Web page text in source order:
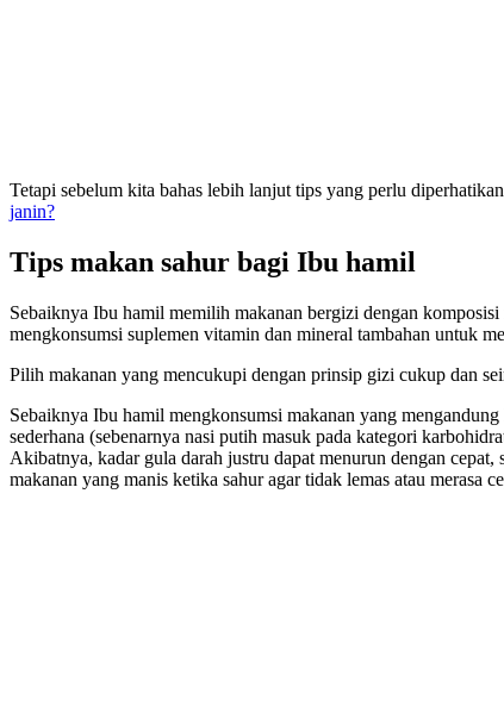
Tetapi sebelum kita bahas lebih lanjut tips yang perlu
janin?
Tips makan sahur bagi Ibu hamil
Sebaiknya Ibu hamil memilih makanan bergizi dengan
mengkonsumsi suplemen vitamin dan mineral tambahan untuk
Pilih makanan yang mencukupi dengan prinsip gizi cukup dan
Sebaiknya Ibu hamil mengkonsumsi makanan yang
sederhana (sebenarnya nasi putih masuk pada kategori
Akibatnya, kadar gula darah justru dapat menurun dengan
makanan yang manis ketika sahur agar tidak lemas atau merasa